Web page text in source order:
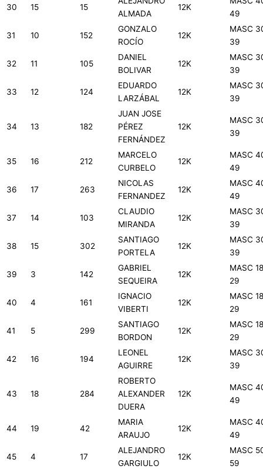
30 15 15
ALMADA
12K
49
31 10 152
GONZALO
ROCÍO
12K
MASC
39
32 11 105
DANIEL
BOLIVAR
12K
MASC
39
33 12 124
EDUARDO
LARZÁBAL
12K
MASC
39
34 13 182
JUAN JOSE
PÉREZ
FERNÁNDEZ
12K
MASC
39
35 16 212
MARCELO
CURBELO
12K
MASC
49
36 17 263
NICOLAS
FERNANDEZ
12K
MASC
49
37 14 103
CLAUDIO
MIRANDA
12K
MASC
39
38 15 302
SANTIAGO
PORTELA
12K
MASC
39
39 3 142
GABRIEL
SEQUEIRA
12K
MASC
29
40 4 161
IGNACIO
VIBERTI
12K
MASC
29
41 5 299
SANTIAGO
BORDON
12K
MASC
29
42 16 194
LEONEL
AGUIRRE
12K
MASC
39
43 18 284
ROBERTO
ALEXANDER
DUERA
12K
MASC
49
44 19 42
MARIA
ARAUJO
12K
MASC
49
45 4 17
ALEJANDRO
GARGIULO
12K
MASC
59